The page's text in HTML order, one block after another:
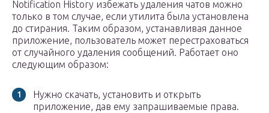
Notification History избежать удаления чатов можно
только в том случае, если утилита была установлена
до стирания. Таким образом, устанавливая данное
приложение, пользователь может перестраховаться
от случайного удаления сообщений. Работает оно
следующим образом:
Нужно скачать, установить и открыть
приложение, дав ему запрашиваемые права.